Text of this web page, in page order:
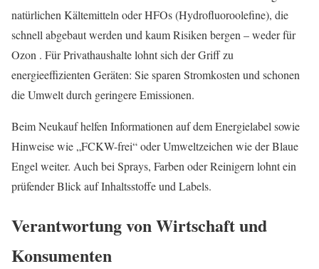
natürlichen Kältemitteln oder HFOs (Hydrofluoroolefine), die
schnell abgebaut werden und kaum Risiken bergen – weder für
Ozon . Für Privathaushalte lohnt sich der Griff zu
energieeffizienten Geräten: Sie sparen Stromkosten und schonen
die Umwelt durch geringere Emissionen.
Beim Neukauf helfen Informationen auf dem Energielabel sowie
Hinweise wie „FCKW-frei“ oder Umweltzeichen wie der Blaue
Engel weiter. Auch bei Sprays, Farben oder Reinigern lohnt ein
prüfender Blick auf Inhaltsstoffe und Labels.
Verantwortung von Wirtschaft und
Konsumenten